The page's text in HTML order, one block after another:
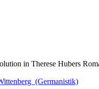
in Therese Hubers
(Germanistik)